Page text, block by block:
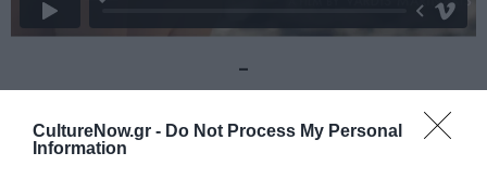
CultureNow.gr - Do Not Process My Personal
Information
–
Marianne & Leonard Λόγια Αγάπης
Σκηνοθεσία: Nick Broomfield